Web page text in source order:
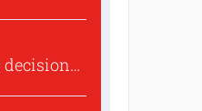
decision